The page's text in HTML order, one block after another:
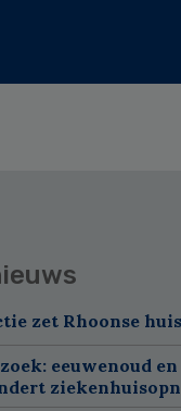
zet Rhoonse
eeuwenoud